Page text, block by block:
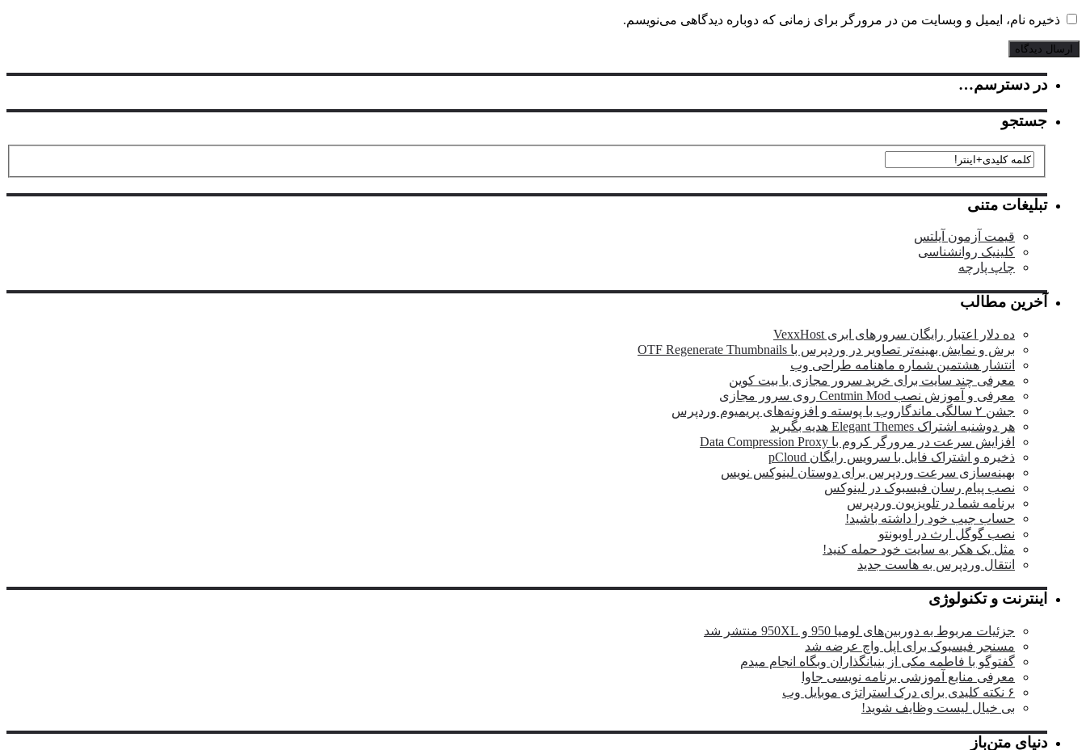
ذخیره نام، ایمیل و وبسایت من در مرورگر برای زمانی که دوباره دیدگاهی می‌نویسم.
در دسترسم…
جستجو
تبلیغات متنی
قیمت آزمون آیلتس
کلینیک روانشناسی
چاپ پارچه
آخرین مطالب
ده دلار اعتبار رایگان سرورهای ابری VexxHost
برش و نمایش بهینه‌تر تصاویر در وردپرس با OTF Regenerate Thumbnails
انتشار هشتمین شماره ماهنامه طراحی وب
معرفی چند سایت برای خرید سرور مجازی با بیت کوین
معرفی و آموزش نصب Centmin Mod روی سرور مجازی
جشن ۲ سالگی ماندگار‌وب با پوسته و افزونه‌های پریمیوم وردپرس
هر دوشنبه اشتراک Elegant Themes هدیه بگیرید
افزایش سرعت در مرورگر کروم با Data Compression Proxy
ذخیره و اشتراک فایل با سرویس رایگان pCloud
بهینه‌سازی سرعت وردپرس برای دوستان لینوکس نویس
نصب پیام رسان فیسبوک در لینوکس
برنامه شما در تلویزیون وردپرس
حساب جیب خود را داشته باشید!
نصب گوگل ارث در اوبونتو
مثل یک هکر به سایت خود حمله کنید!
انتقال وردپرس به هاست جدید
اینترنت و تکنولوژی
جزئیات مربوط به دوربین‌های لومیا 950 و 950XL منتشر شد
مسنجر فیسبوک برای اپل واچ عرضه شد
گفتوگو با فاطمه مکی از بنیانگذاران وبگاه انجام میدم
معرفی منابع آموزشی برنامه نویسی جاوا
۶ نکته کلیدی برای درک استراتژی موبایل وب
بی خیال لیست وظایف شوید!
دنیای متن‌باز